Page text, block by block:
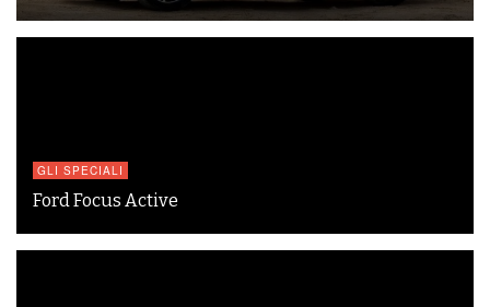
GLI SPECIALI
Ford Focus Active